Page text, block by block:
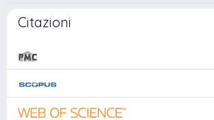
Citazioni